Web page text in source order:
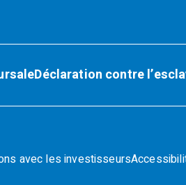
Déclaration contre
avec les investisseurs